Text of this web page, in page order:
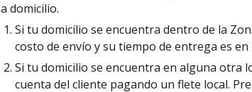
a domicilio.
Si tu domicilio se encuentra dentro de la
costo de envío y su tiempo de entrega es en
Si tu domicilio se encuentra en alguna otra
cuenta del cliente pagando un flete local.